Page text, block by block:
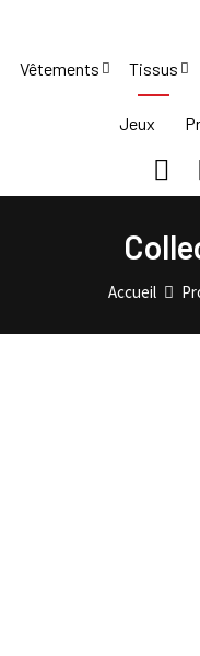
content
Vêtements Tissus
Jeux
Accueil